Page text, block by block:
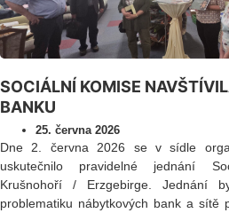
SOCIÁLNÍ KOMISE
BANKU
25. června 2026
Dne 2. června 2026 se v sídle
uskutečnilo pravidelné jednání
Krušnohoří / Erzgebirge. Jednání
problematiku nábytkových bank a sítě